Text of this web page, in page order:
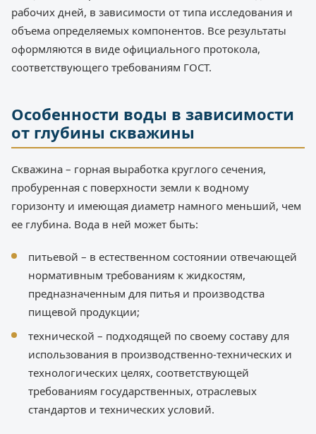
рабочих дней, в зависимости от типа исследования и
объема определяемых компонентов. Все результаты
оформляются в виде официального протокола,
соответствующего требованиям ГОСТ.
Особенности воды в зависимости
от глубины скважины
Скважина – горная выработка круглого сечения,
пробуренная с поверхности земли к водному
горизонту и имеющая диаметр намного меньший, чем
ее глубина. Вода в ней может быть:
питьевой – в естественном состоянии отвечающей
нормативным требованиям к жидкостям,
предназначенным для питья и производства
пищевой продукции;
технической – подходящей по своему составу для
использования в производственно-технических и
технологических целях, соответствующей
требованиям государственных, отраслевых
стандартов и технических условий.